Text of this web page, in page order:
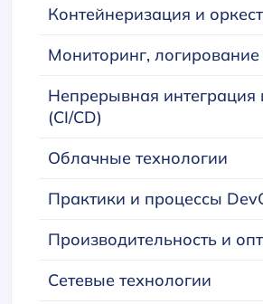
Контейнеризация и
Мониторинг, логирование
Непрерывная интеграция
(CI/CD)
Облачные технологии
Практики и процессы
Производительность и
Сетевые технологии